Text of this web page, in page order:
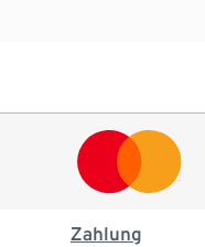
Zahlung